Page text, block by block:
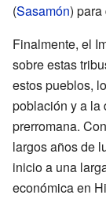
(Sasamón) para
Finalmente, el
sobre estas
estos pueblos,
población y a la
prerromana.
largos años de
inicio a una
económica en